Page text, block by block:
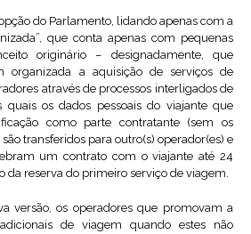
do Parlamento, lidando apenas com a
que conta apenas com pequenas
originário – designadamente, que
organizada a aquisição de serviços de
através de processos interligados de
quais os dados pessoais do viajante que
como parte contratante (sem os
transferidos para outro(s) operador(es) e
um contrato com o viajante até 24
da reserva do primeiro serviço de viagem.
versão, os operadores que promovam a
de viagem quando estes não